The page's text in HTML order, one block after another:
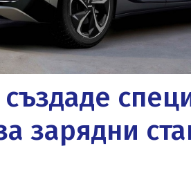
зарядни